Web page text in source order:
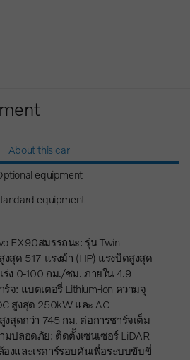
About this car
equipment
equipment
EX90สมรรถนะ: รุ่น Twin
งสุด 517 แรงม้า (HP) แรงบิดสูงสุด
ร่ง 0-100 กม./ชม. ภายใน 4.9
จ: แบตเตอรี่ Lithium-ion ความจุ
สูงสุด 250kW และ AC
งสุดกว่า 745 กม. ต่อการชาร์จเต็ม
มปลอดภัย: ติดตั้งเซนเซอร์ LiDAR
งและเรดาร์รอบคันเพื่อระบบขับขี่